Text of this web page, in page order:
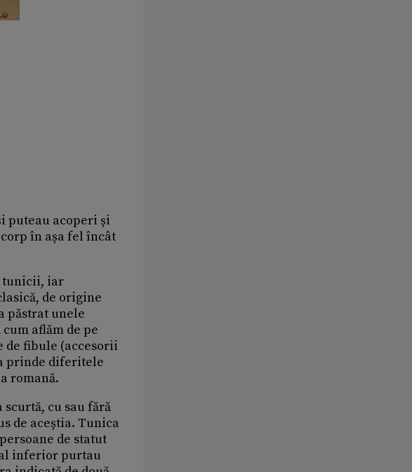
puteau acoperi și
în așa fel încât
tunicii, iar
de origine
păstrat unele
aflăm de pe
fibule (accesorii
prinde diferitele
romană.
cu sau fără
de aceștia. Tunica
de statut
inferior purtau